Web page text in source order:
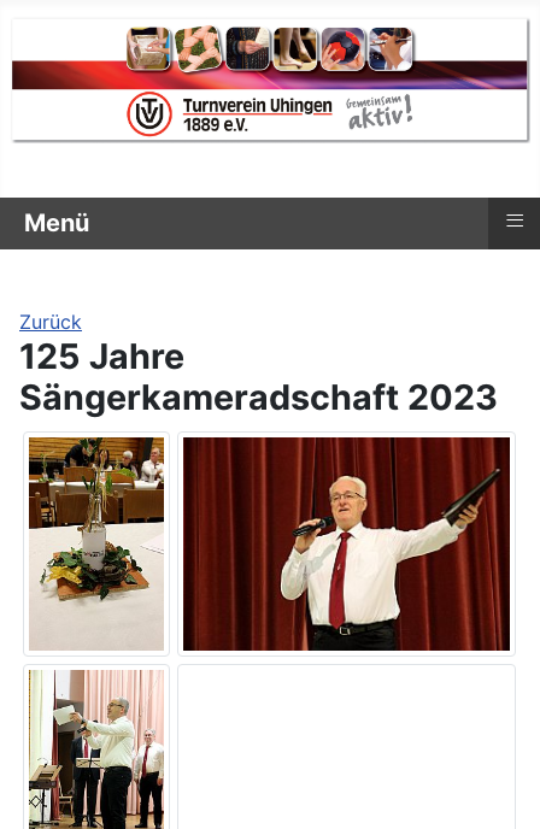
Menü ≡
Zurück
125 Jahre
Sängerkameradschaft 2023